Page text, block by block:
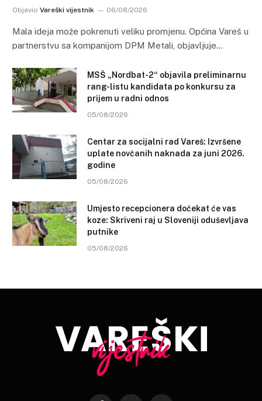
Objavio Vareški vijestnik 06/08/2026
Mala ideja može pokrenuti veliku promjenu. Općina Vareš u
partnerstvu sa kompanijom DPM Metali, objavljuje…
MSŠ „Nordbat-2“ objavila preliminarnu
rang-listu kandidata po konkursu za
prijem u radni odnos
05/08/2026
Centar za socijalni rad Vareš: Izvršene
uplate novčanih naknada za juni 2026.
godine
05/08/2026
Umjesto recepcionera dočekat će vas
koze: Skriveni raj u Sloveniji oduševljava
putnike
05/08/2026